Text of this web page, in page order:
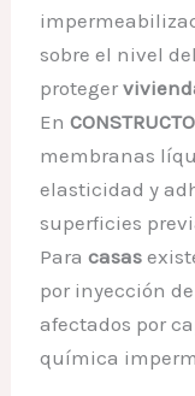
sobre el nivel
proteger
En
membranas
elasticidad y
superficies
Paracasas
por inyección
afectados por
química